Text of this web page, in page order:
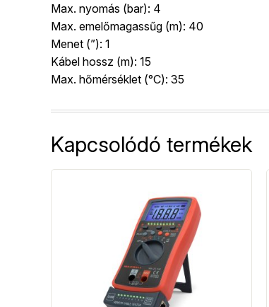
Max. nyomás (bar): 4
Max. emelőmagassűg (m): 40
Menet (”): 1
Kábel hossz (m): 15
Max. hőmérséklet (°C): 35
Kapcsolódó termékek